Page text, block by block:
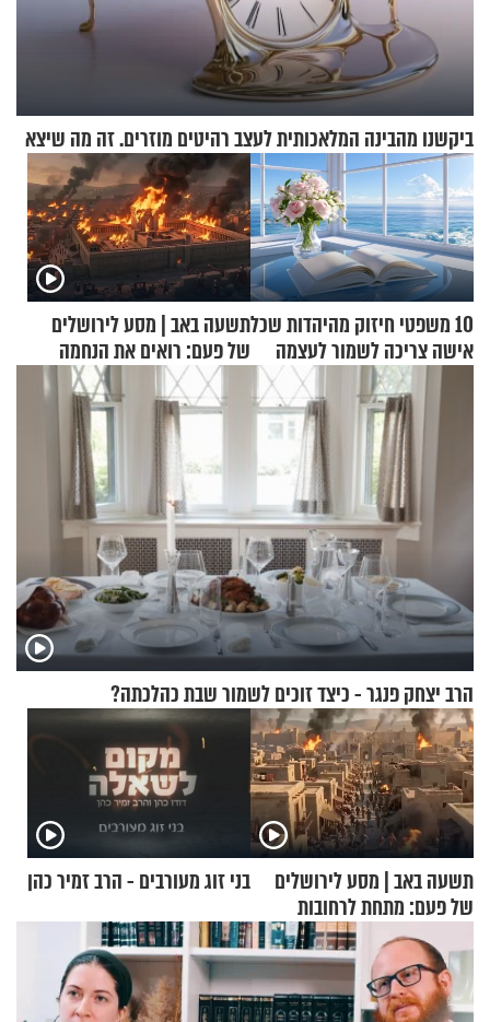
ביקשנו מהבינה המלאכותית לעצב רהיטים מוזרים. זה מה שיצא
10 משפטי חיזוק מהיהדות שכל
אישה צריכה לשמור לעצמה
תשעה באב | מסע לירושלים
של פעם: רואים את הנחמה
הרב יצחק פנגר - כיצד זוכים לשמור שבת כהלכתה?
תשעה באב | מסע לירושלים
של פעם: מתחת לרחובות
ירושלים
בני זוג מעורבים - הרב זמיר כהן